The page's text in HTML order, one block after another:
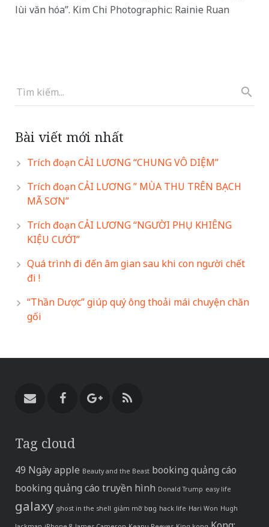
lùi văn hóa”. Kim Chi Photographic: Rainie Ruan
Bài viết mới nhất
Trích đoạn CẢI LƯƠNG “CHUNG VÔ DIỆM”
Trích đoạn CẢI LƯƠNG ” MÙA THU TRÊN BẠCH
MÃ SƠN”
Trích đoạn CẢI LƯƠNG “NGƯỜI PHỤ KHIÊNG
KIỆU CƯỚI”
Quá trình đi đến âm gian sau khi con người chết
đi !
“Thần Dược” giúp quý ông thoải mái chuyện chăn
gối
Tag cloud
49 Ngàyapple Beauty and the Beast booking quảng cáo
booking quảng cáo truyền hình Donald Trump easy life
galaxy ghost in the shell giảm mỡ bụng hack life Hari Won Hugh